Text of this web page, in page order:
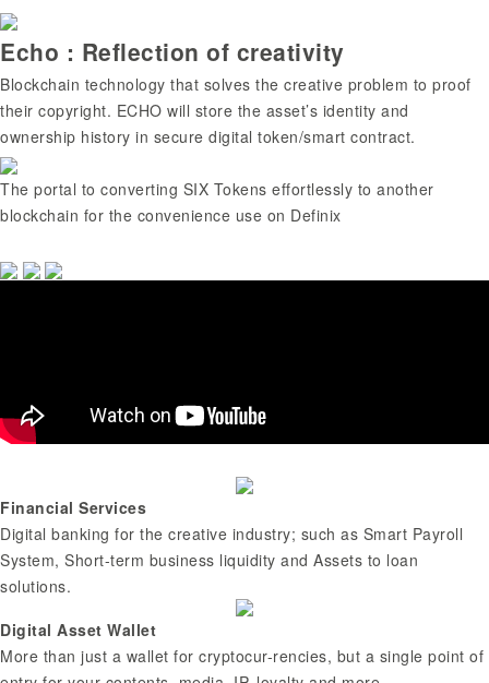
Echo : Reflection of creativity
Blockchain technology that solves the creative problem to proof
their copyright. ECHO will store the asset’s identity and
ownership history in secure digital token/smart contract.
The portal to converting SIX Tokens effortlessly to another
blockchain for the convenience use on Definix
Financial Services
Digital banking for the creative industry; such as Smart Payroll
System, Short-term business liquidity and Assets to loan
solutions.
Digital Asset Wallet
More than just a wallet for cryptocur-rencies, but a single point of